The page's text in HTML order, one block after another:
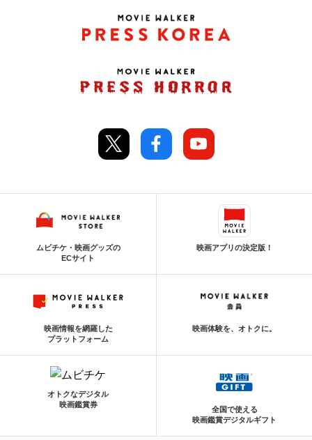
ムビチケ・映画グッズの
ECサイト
映画アプリの決定版！
映画情報を網羅した
プラットフォーム
映画体験を、オトクに。
オトクなデジタル
映画鑑賞券
全国で使える
映画鑑賞デジタルギフト